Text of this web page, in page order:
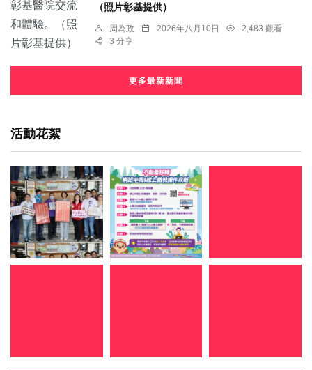
（照片彰基提供）
周為政 2026年八月10日
2,483 觀看
3 分享
更多最新新聞
活動花絮